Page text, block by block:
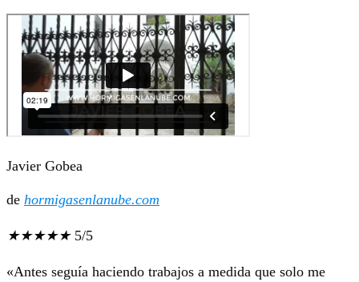
Javier Gobea
de hormigasenlanube.com
★★★★★ 5/5
«Antes seguía haciendo trabajos a medida que solo me